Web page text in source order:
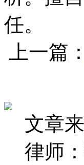
任。
上一篇：
文章
律师：